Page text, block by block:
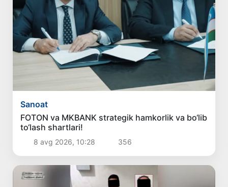
Sanoat
FOTON va MKBANK strategik hamkorlik va bo‘lib
to‘lash shartlari!
8 avg 2026, 10:28 356